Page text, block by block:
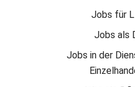
Jobs für
Jobs als
Jobs in der